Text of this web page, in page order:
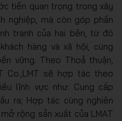
tiến quan trọng trong xây
nghiệp, mà còn góp phần
tranh của hai bên, từ đó
hàng và xã hội, cùng
vững. Theo Thoả thuận,
Co.,LMT sẽ hợp tác theo
lĩnh vực như: Cung cấp
ra; Hợp tác cùng nghiên
rộng sản xuất của LMAT